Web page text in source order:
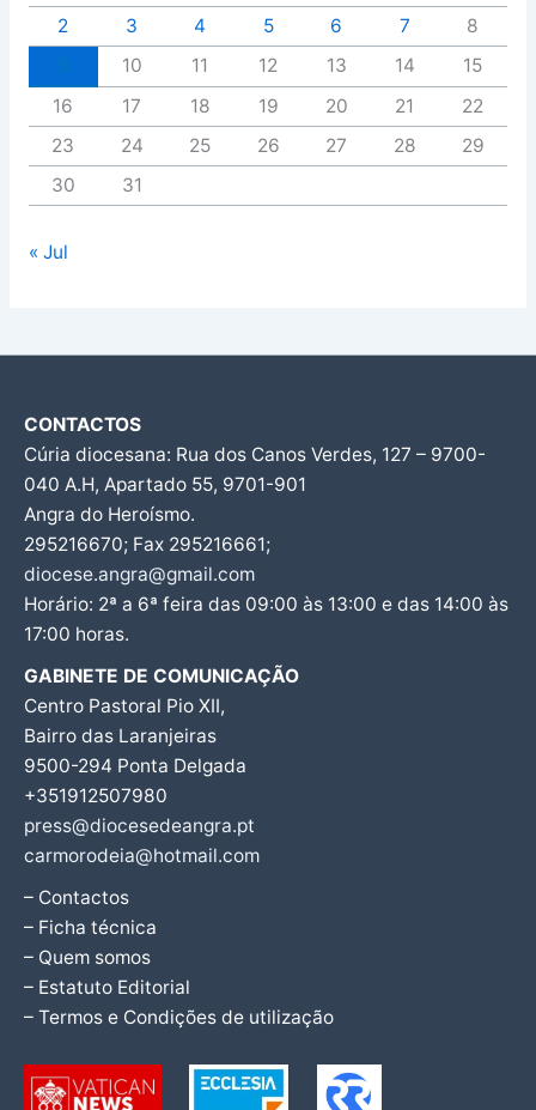
2
3 4 5 6 7
8
10 11 12 13 14
15
16
17 18 19 20 21
22
23
24 25 26 27 28
29
30
31
« Jul
CONTACTOS
Cúria diocesana: Rua dos Canos Verdes, 127 – 9700-
040 A.H, Apartado 55, 9701-901
Angra do Heroísmo.
295216670; Fax 295216661;
diocese.angra@gmail.com
Horário: 2ª a 6ª feira das 09:00 às 13:00 e das 14:00 às
17:00 horas.
GABINETE DE COMUNICAÇÃO
Centro Pastoral Pio XII,
Bairro das Laranjeiras
9500-294 Ponta Delgada
+351912507980
press@diocesedeangra.pt
carmorodeia@hotmail.com
– Contactos
– Ficha técnica
– Quem somos
– Estatuto Editorial
– Termos e Condições de utilização